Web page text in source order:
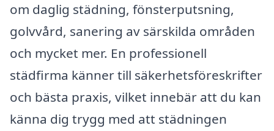
om daglig städning, fönsterputsning,
golvvård, sanering av särskilda områden
och mycket mer. En professionell
städfirma känner till säkerhetsföreskrifter
och bästa praxis, vilket innebär att du kan
känna dig trygg med att städningen